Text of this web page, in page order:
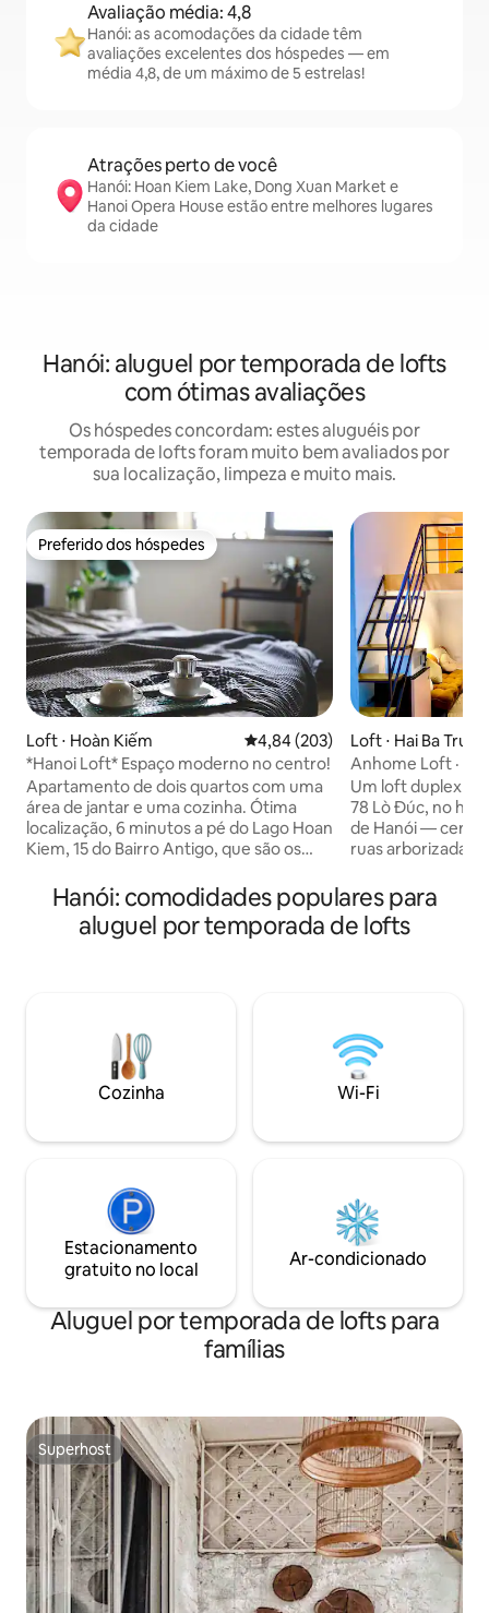
Avaliação média: 4,8
Hanói: as acomodações da cidade têm
avaliações excelentes dos hóspedes — em
média 4,8, de um máximo de 5 estrelas!
Atrações perto de você
Hanói: Hoan Kiem Lake, Dong Xuan Market e
Hanoi Opera House estão entre melhores lugares
da cidade
Hanói: aluguel por temporada de lofts
com ótimas avaliações
Os hóspedes concordam: estes aluguéis por
temporada de lofts foram muito bem avaliados por
sua localização, limpeza e muito mais.
Preferido dos hóspedes
Preferido dos hóspedes
Loft ⋅ Hoàn Kiếm 4,84 de uma avaliação média de
4,84 (203)
*Hanoi Loft* Espaço moderno no centro!
Apartamento de dois quartos com uma
área de jantar e uma cozinha. Ótima
localização, 6 minutos a pé do Lago Hoan
Kiem, 15 do Bairro Antigo, que são os
e turismo! Piso superior (8º). Acessível
ao terraço. O elevador está disponível.
Vista para as ruas. Outlets de estilo
vistas espetaculares do centro da
cidade. Localização de alto nível,
conveniência com elevadores. Obrigado
por dar uma olhada.
Loft ⋅ Hai Ba Trung
Anhome Loft ·
min do bairro
Um loft duplex
78 Lò Đúc, no
de Hanói —
ruas arborizadas.
e o Bairro Antigo. Quatro vantagens
incluídas
ilimitada no
velocidade,
no mezanino.
nômades e
Hanói: comodidades populares para
aluguel por temporada de lofts
Cozinha Wi-Fi
Estacionamento
gratuito no local
Ar-condicionado
Aluguel por temporada de lofts para
famílias
Superhost
Superhost